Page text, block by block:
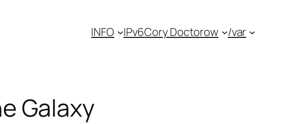
INFO IPv6Cory Doctorow /var
Galaxy